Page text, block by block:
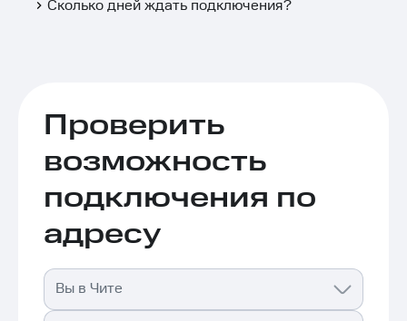
Сколько дней ждать подключения?
Проверить
возможность
подключения по
адресу
Вы в Чите